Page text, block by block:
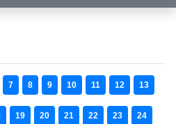
7 8 9 10 11 12
13
19 20 21 22 23
24